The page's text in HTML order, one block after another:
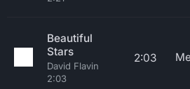
Beautiful
Stars
David Flavin
2:03
2:03